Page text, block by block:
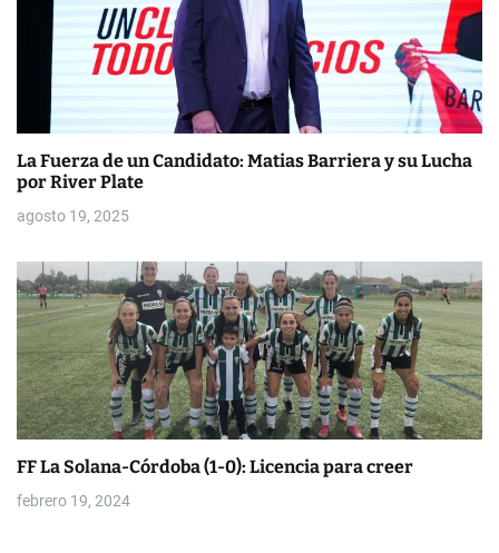
La Fuerza de un Candidato: Matias Barriera y su Lucha
por River Plate
agosto 19, 2025
FF La Solana-Córdoba (1-0): Licencia para creer
febrero 19, 2024